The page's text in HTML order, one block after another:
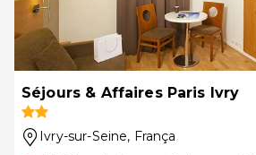
Séjours & Affaires Paris Ivry
Ivry-sur-Seine, França